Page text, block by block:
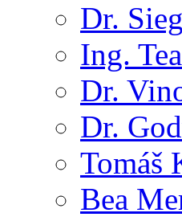
Dr.
Ing.
Dr.
Dr.
Tomáš
Bea